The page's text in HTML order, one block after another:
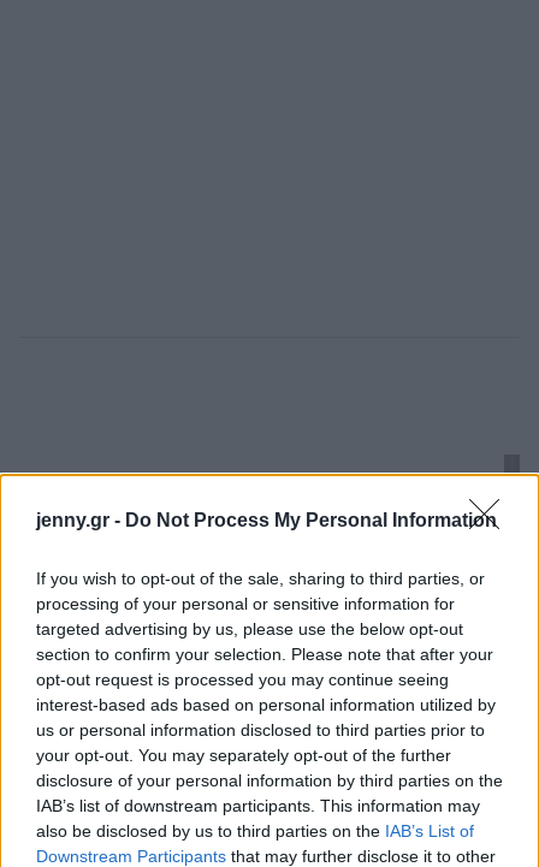
jenny.gr - Do Not Process My Personal Information
If you wish to opt-out of the sale, sharing to third parties, or
processing of your personal or sensitive information for
targeted advertising by us, please use the below opt-out
section to confirm your selection. Please note that after your
opt-out request is processed you may continue seeing
interest-based ads based on personal information utilized by
us or personal information disclosed to third parties prior to
your opt-out. You may separately opt-out of the further
disclosure of your personal information by third parties on the
IAB’s list of downstream participants. This information may
also be disclosed by us to third parties on the IAB’s List of
Downstream Participants that may further disclose it to other